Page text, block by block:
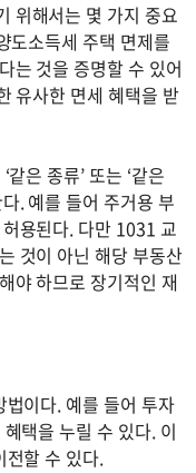
위해서는 몇 가지 중요
도소득세 주택 면제를
는 것을 증명할 수 있어
유사한 면세 혜택을 받
은 종류’ 또는 ‘같은
. 예를 들어 주거용 부
용된다. 다만 1031 교
것이 아닌 해당 부동산
야 하므로 장기적인 재
이다. 예를 들어 투자
택을 누릴 수 있다. 이
전할 수 있다.